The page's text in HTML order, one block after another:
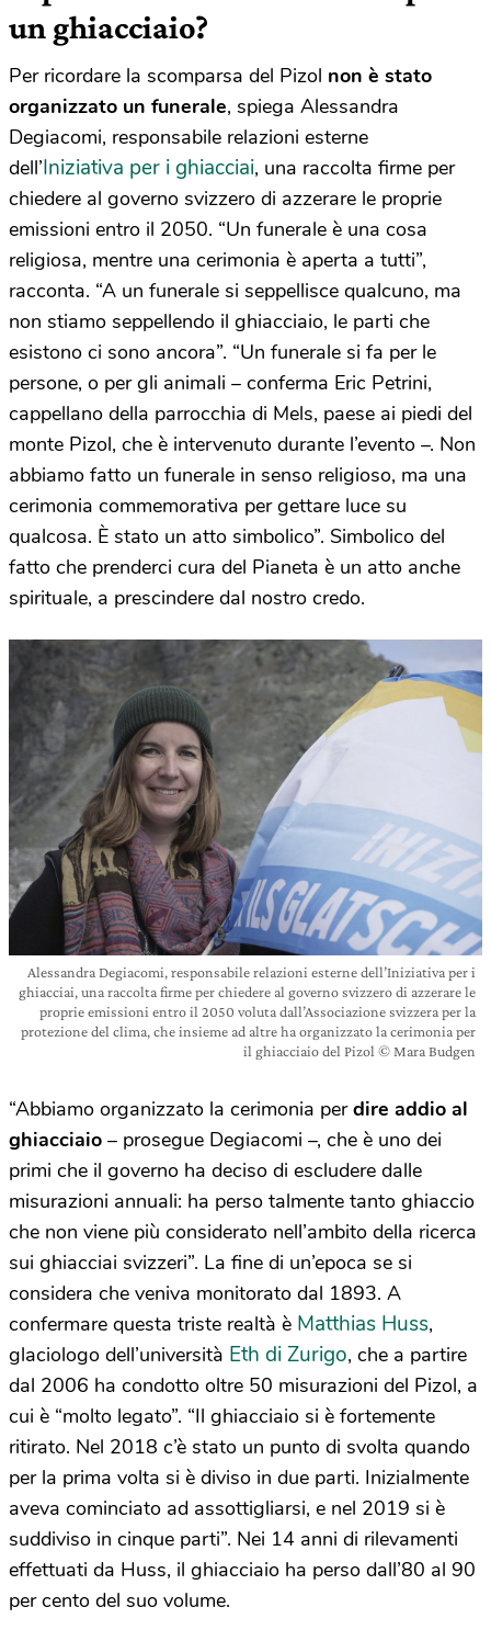
un ghiacciaio?
Per ricordare la scomparsa del Pizol non è stato
organizzato un funerale, spiega Alessandra
Degiacomi, responsabile relazioni esterne
dell’Iniziativa per i ghiacciai, una raccolta firme per
chiedere al governo svizzero di azzerare le proprie
emissioni entro il 2050. “Un funerale è una cosa
religiosa, mentre una cerimonia è aperta a tutti”,
racconta. “A un funerale si seppellisce qualcuno, ma
non stiamo seppellendo il ghiacciaio, le parti che
esistono ci sono ancora”. “Un funerale si fa per le
persone, o per gli animali – conferma Eric Petrini,
cappellano della parrocchia di Mels, paese ai piedi del
monte Pizol, che è intervenuto durante l’evento –. Non
abbiamo fatto un funerale in senso religioso, ma una
cerimonia commemorativa per gettare luce su
qualcosa. È stato un atto simbolico”. Simbolico del
fatto che prenderci cura del Pianeta è un atto anche
spirituale, a prescindere dal nostro credo.
Alessandra Degiacomi, responsabile relazioni esterne dell’Iniziativa per i
ghiacciai, una raccolta firme per chiedere al governo svizzero di azzerare le
proprie emissioni entro il 2050 voluta dall’Associazione svizzera per la
protezione del clima, che insieme ad altre ha organizzato la cerimonia per
il ghiacciaio del Pizol © Mara Budgen
“Abbiamo organizzato la cerimonia perdire addio al
ghiacciaio – prosegue Degiacomi –, che è uno dei
primi che il governo ha deciso di escludere dalle
misurazioni annuali: ha perso talmente tanto ghiaccio
che non viene più considerato nell’ambito della ricerca
sui ghiacciai svizzeri”. La fine di un’epoca se si
considera che veniva monitorato dal 1893. A
confermare questa triste realtà è Matthias Huss,
glaciologo dell’università Eth di Zurigo, che a partire
dal 2006 ha condotto oltre 50 misurazioni del Pizol, a
cui è “molto legato”. “Il ghiacciaio si è fortemente
ritirato. Nel 2018 c’è stato un punto di svolta quando
per la prima volta si è diviso in due parti. Inizialmente
aveva cominciato ad assottigliarsi, e nel 2019 si è
suddiviso in cinque parti”. Nei 14 anni di rilevamenti
effettuati da Huss, il ghiacciaio ha perso dall’80 al 90
per cento del suo volume.